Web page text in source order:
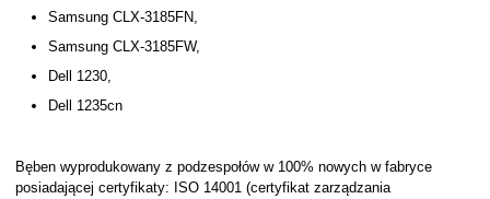
Samsung CLX-3185FN,
Samsung CLX-3185FW,
Dell 1230,
Dell 1235cn
Bęben wyprodukowany z podzespołów w 100% nowych w fabryce
posiadającej certyfikaty: ISO 14001 (certyfikat zarządzania